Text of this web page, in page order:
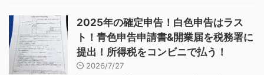
2025年の確定申告！白色申告はラス
ト！青色申告申請書&開業届を税務署に
提出！所得税をコンビニで払う！
2026/7/27